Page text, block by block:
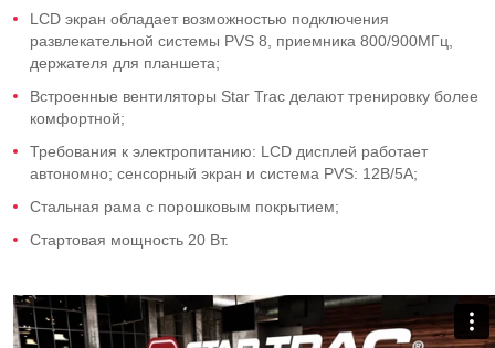
LCD экран обладает возможностью подключения
развлекательной системы PVS 8, приемника 800/900МГц,
держателя для планшета;
Встроенные вентиляторы Star Trac делают тренировку более
комфортной;
Требования к электропитанию: LCD дисплей работает
автономно; сенсорный экран и система PVS: 12В/5А;
Стальная рама с порошковым покрытием;
Стартовая мощность 20 Вт.